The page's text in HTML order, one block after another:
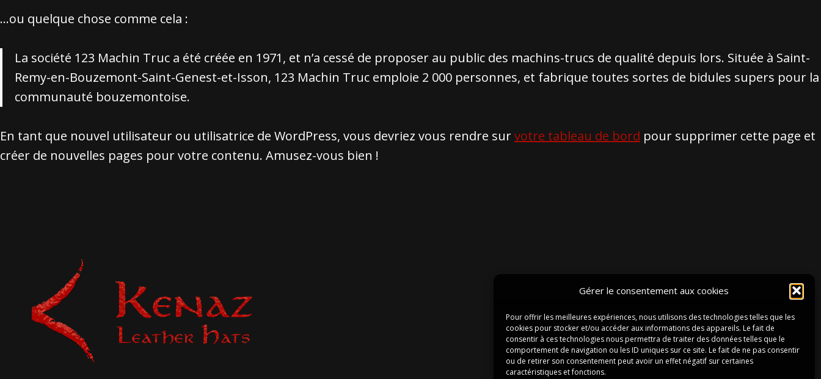
Gérer le consentement aux cookies
Pour offrir les meilleures expériences, nous utilisons des technologies telles que les
cookies pour stocker et/ou accéder aux informations des appareils. Le fait de
consentir à ces technologies nous permettra de traiter des données telles que le
comportement de navigation ou les ID uniques sur ce site. Le fait de ne pas consentir
ou de retirer son consentement peut avoir un effet négatif sur certaines
caractéristiques et fonctions.
…ou quelque chose comme cela :
La société 123 Machin Truc a été créée en 1971, et n’a cessé de proposer au public des machins-trucs de qualité depuis lors. Située à Saint-
Remy-en-Bouzemont-Saint-Genest-et-Isson, 123 Machin Truc emploie 2 000 personnes, et fabrique toutes sortes de bidules supers pour la
communauté bouzemontoise.
En tant que nouvel utilisateur ou utilisatrice de WordPress, vous devriez vous rendre survotre tableau de bord pour supprimer cette page et
créer de nouvelles pages pour votre contenu. Amusez-vous bien !
POLITIQUE DE COOKIES (UE)
POLITIQUE DE CONFIDENTIALITÉ
CONDITIONS GÉNÉRALES DE VENTE